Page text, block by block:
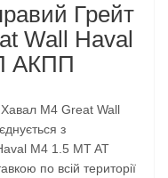
Грейт
Wall Haval
АКПП
Хавал М4 Great Wall
з
M4 1.5 MT AT
по всій території